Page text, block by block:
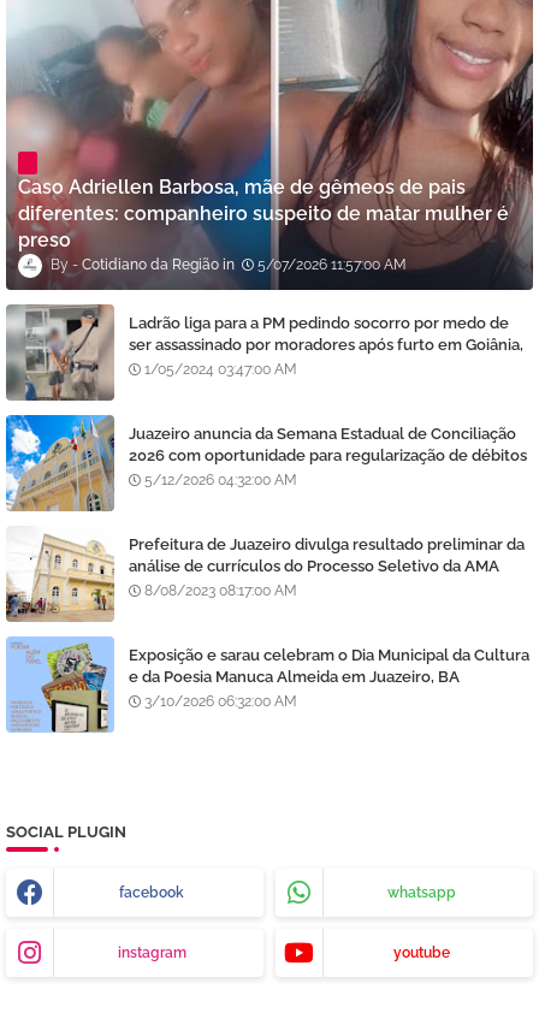
Caso Adriellen Barbosa, mãe de gêmeos de pais
diferentes: companheiro suspeito de matar mulher é
preso
Cotidiano da Região 5/07/2026 11:57:00 AM
Ladrão liga para a PM pedindo socorro por medo de
ser assassinado por moradores após furto em Goiânia,
diz polícia
1/05/2024 03:47:00 AM
Juazeiro anuncia da Semana Estadual de Conciliação
2026 com oportunidade para regularização de débitos
5/12/2026 04:32:00 AM
Prefeitura de Juazeiro divulga resultado preliminar da
análise de currículos do Processo Seletivo da AMA
8/08/2023 08:17:00 AM
Exposição e sarau celebram o Dia Municipal da Cultura
e da Poesia Manuca Almeida em Juazeiro, BA
3/10/2026 06:32:00 AM
SOCIAL PLUGIN
facebook whatsapp
instagram youtube